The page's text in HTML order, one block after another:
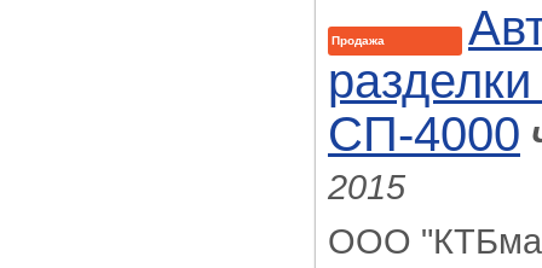
Продажа
СП-4000
2015
ООО